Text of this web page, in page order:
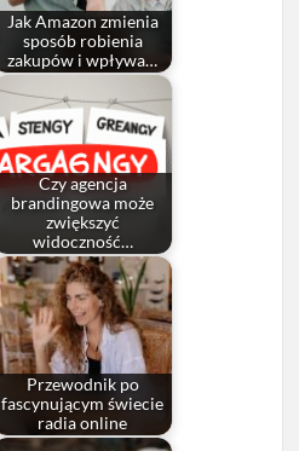
Jak Amazon zmienia
sposób robienia
zakupów i wpływa…
Czy agencja
brandingowa może
zwiększyć
widoczność…
Przewodnik po
fascynującym świecie
radia online